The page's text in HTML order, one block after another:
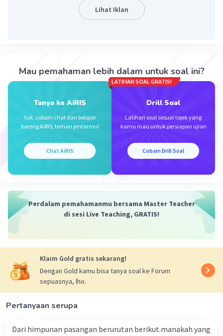
Lihat Iklan
Mau pemahaman lebih dalam untuk soal ini?
Tanya ke AiRIS
Yuk, cobain chat dan belajar
bareng AiRIS, teman pintarmu!
Chat AiRIS
LATIHAN SOAL GRATIS!
Drill Soal
Latihan soal sesuai topik yang
kamu mau untuk persiapan ujian
Cobain Drill Soal
Perdalam pemahamanmu bersama Master Teacher
di sesi Live Teaching, GRATIS!
Klaim Gold gratis sekarang!
Dengan Gold kamu bisa tanya soal ke Forum
sepuasnya, lho.
Pertanyaan serupa
Dari himpunan pasangan berurutan berikut.manakah yang